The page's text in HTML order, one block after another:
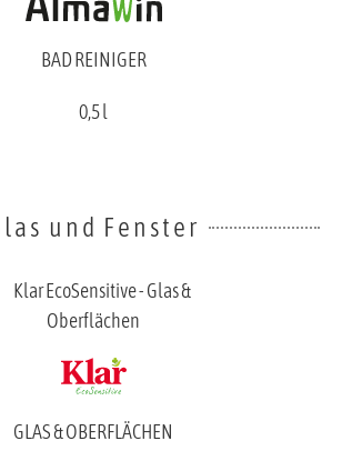
BAD REINIGER
0,5 l
und Fenster
GLAS & OBERFLÄCHEN